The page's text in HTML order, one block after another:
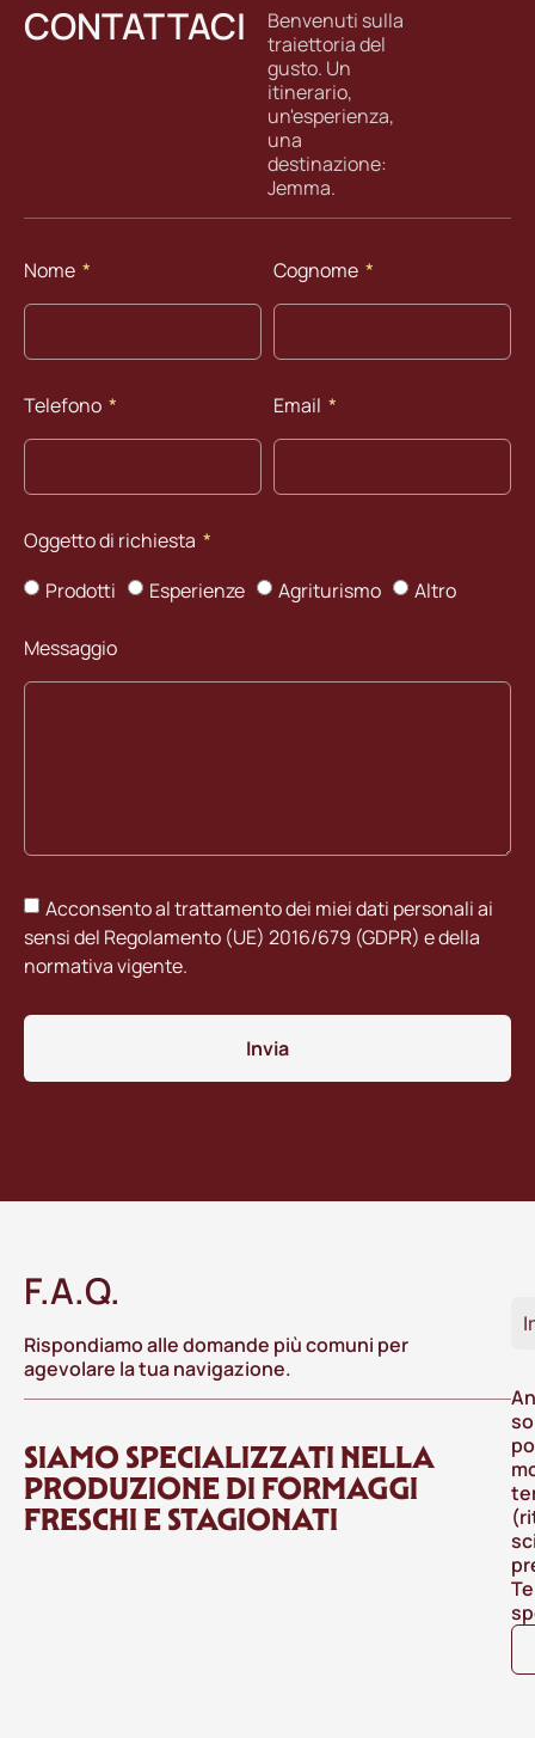
CONTATTACI
Benvenuti sulla
traiettoria del
gusto. Un
itinerario,
un'esperienza,
una
destinazione:
Jemma.
Nome Cognome
Telefono Email
Oggetto di richiesta
Prodotti
Esperienze Agriturismo Altro
Messaggio
Acconsento al trattamento dei miei dati personali ai
sensi del Regolamento (UE) 2016/679 (GDPR) e della
normativa vigente.
Invia
F.A.Q.
Rispondiamo alle domande più comuni per
agevolare la tua navigazione.
SIAMO SPECIALIZZATI NELLA
PRODUZIONE DI FORMAGGI
FRESCHI E STAGIONATI